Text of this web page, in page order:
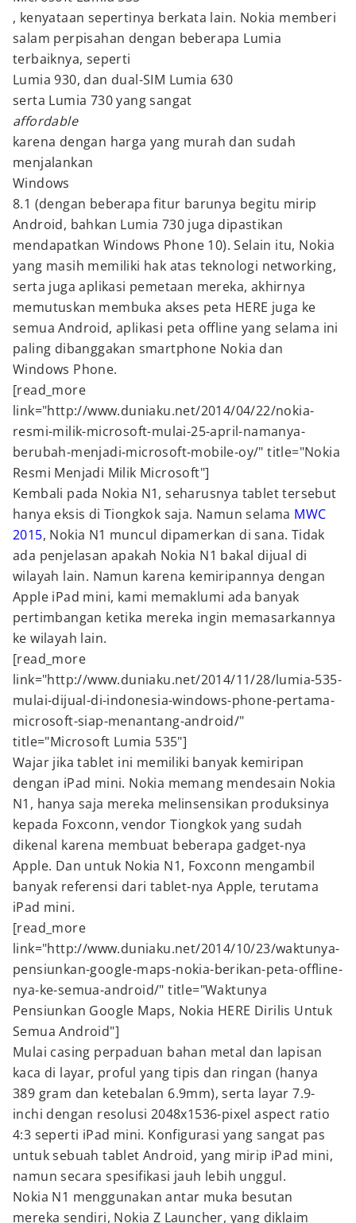
, kenyataan sepertinya berkata lain. Nokia memberi
salam perpisahan dengan beberapa Lumia
terbaiknya, seperti
Lumia 930, dan dual-SIM Lumia 630
serta Lumia 730 yang sangat
affordable
karena dengan harga yang murah dan sudah
menjalankan
Windows
8.1 (dengan beberapa fitur barunya begitu mirip
Android, bahkan Lumia 730 juga dipastikan
mendapatkan Windows Phone 10). Selain itu, Nokia
yang masih memiliki hak atas teknologi networking,
serta juga aplikasi pemetaan mereka, akhirnya
memutuskan membuka akses peta HERE juga ke
semua Android, aplikasi peta offline yang selama ini
paling dibanggakan smartphone Nokia dan
Windows Phone.
[read_more
link="http://www.duniaku.net/2014/04/22/nokia-
resmi-milik-microsoft-mulai-25-april-namanya-
berubah-menjadi-microsoft-mobile-oy/" title="Nokia
Resmi Menjadi Milik Microsoft"]
Kembali pada Nokia N1, seharusnya tablet tersebut
hanya eksis di Tiongkok saja. Namun selama MWC
2015, Nokia N1 muncul dipamerkan di sana. Tidak
ada penjelasan apakah Nokia N1 bakal dijual di
wilayah lain. Namun karena kemiripannya dengan
Apple iPad mini, kami memaklumi ada banyak
pertimbangan ketika mereka ingin memasarkannya
ke wilayah lain.
[read_more
link="http://www.duniaku.net/2014/11/28/lumia-535-
mulai-dijual-di-indonesia-windows-phone-pertama-
microsoft-siap-menantang-android/"
title="Microsoft Lumia 535"]
Wajar jika tablet ini memiliki banyak kemiripan
dengan iPad mini. Nokia memang mendesain Nokia
N1, hanya saja mereka melinsensikan produksinya
kepada Foxconn, vendor Tiongkok yang sudah
dikenal karena membuat beberapa gadget-nya
Apple. Dan untuk Nokia N1, Foxconn mengambil
banyak referensi dari tablet-nya Apple, terutama
iPad mini.
[read_more
link="http://www.duniaku.net/2014/10/23/waktunya-
pensiunkan-google-maps-nokia-berikan-peta-offline-
nya-ke-semua-android/" title="Waktunya
Pensiunkan Google Maps, Nokia HERE Dirilis Untuk
Semua Android"]
Mulai casing perpaduan bahan metal dan lapisan
kaca di layar, proful yang tipis dan ringan (hanya
389 gram dan ketebalan 6.9mm), serta layar 7.9-
inchi dengan resolusi 2048x1536-pixel aspect ratio
4:3 seperti iPad mini. Konfigurasi yang sangat pas
untuk sebuah tablet Android, yang mirip iPad mini,
namun secara spesifikasi jauh lebih unggul.
Nokia N1 menggunakan antar muka besutan
mereka sendiri, Nokia Z Launcher, yang diklaim